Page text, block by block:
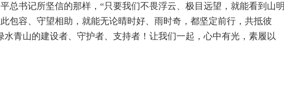
总书记所坚信的那样，“只要我们不畏浮云、极目远望，就能看到山明
包容、守望相助，就能无论晴时好、雨时奇，都坚定前行，共抵彼
水青山的建设者、守护者、支持者！让我们一起，心中有光，素履以